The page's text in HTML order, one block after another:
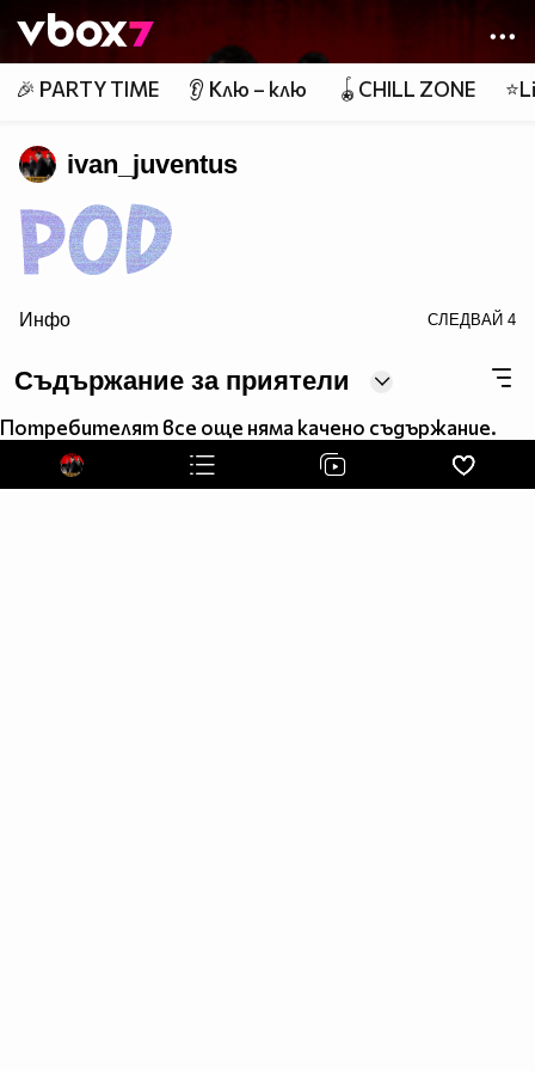
👾
🎉 PARTY TIME 👂 Клю – клю 🪀CHILL ZONE
ivan_juventus
Инфо СЛЕДВАЙ 4
Съдържание за приятели
Потребителят все още няма качено съдържание.